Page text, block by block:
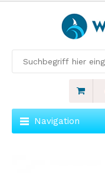
Navigation